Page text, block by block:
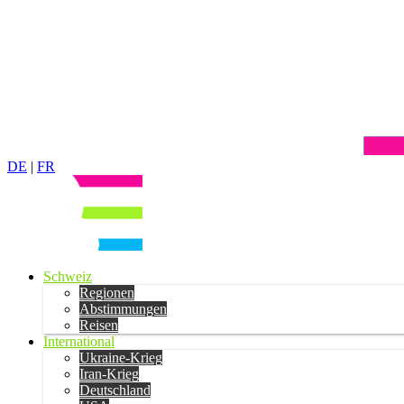
DE | FR
Schweiz
Regionen
Abstimmungen
Reisen
International
Ukraine-Krieg
Iran-Krieg
Deutschland